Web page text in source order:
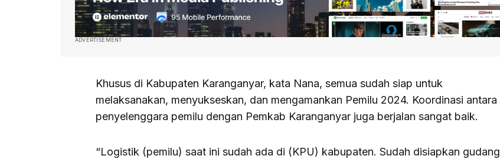
ADVERTISEMENT
Khusus di Kabupaten Karanganyar, kata Nana, semua sudah siap untuk
melaksanakan, menyukseskan, dan mengamankan Pemilu 2024. Koordinasi antara
penyelenggara pemilu dengan Pemkab Karanganyar juga berjalan sangat baik.
“Logistik (pemilu) saat ini sudah ada di (KPU) kabupaten. Sudah disiapkan gudang